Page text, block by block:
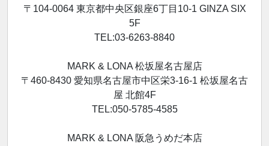
〒104-0064 東京都中央区銀座6丁目10-1 GINZA SIX
5F
TEL:03-6263-8840
MARK & LONA 松坂屋名古屋店
〒460-8430 愛知県名古屋市中区栄3-16-1 松坂屋名古
屋 北館4F
TEL:050-5785-4585
MARK & LONA 阪急うめだ本店